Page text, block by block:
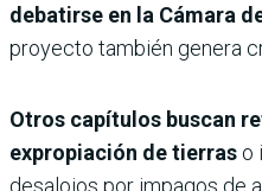
debatirse en la Cámara
proyecto también genera
Otros capítulos buscan
expropiación de tierras o
desalojos por impagos de